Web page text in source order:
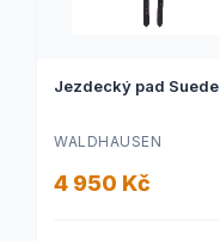
Jezdecký pad Suede
WALDHAUSEN
4 950 Kč